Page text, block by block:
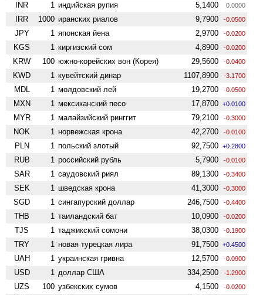
INR 1 индийская рупия 5,1400 0.0000
IRR 1000 иранских риалов 9,7900 -0.0500
JPY 1 японская йена 2,9700 -0.0200
KGS 1 киргизский сом 4,8900 -0.0200
KRW 100 южно-корейских вон (Корея) 29,5600 -0.0400
KWD 1 кувейтский динар 1107,8900 -3.1700
MDL 1 молдовский лей 19,2700 -0.0500
MXN 1 мексиканский песо 17,8700 +0.0100
MYR 1 малайзийский ринггит 79,2100 -0.3000
NOK 1 норвежская крона 42,2700 -0.0100
PLN 1 польский злотый 92,7500 +0.2800
RUB 1 российский рубль 5,7900 -0.0100
SAR 1 саудовский риял 89,1300 -0.3400
SEK 1 шведская крона 41,3000 -0.3000
SGD 1 сингапурский доллар 246,7500 -0.4400
THB 1 таиландский бат 10,0900 -0.0200
TJS 1 таджикский сомони 38,0300 -0.1900
TRY 1 новая турецкая лира 91,7500 +0.4500
UAH 1 украинская гривна 12,5700 -0.0900
USD 1 доллар США 334,2500 -1.2900
UZS 100 узбекских сумов 4,1500 -0.0200